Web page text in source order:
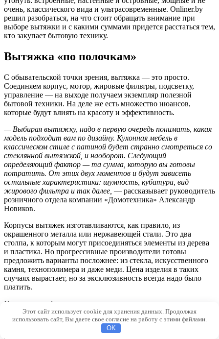
очень, классического вида и ультрасовременные. Onliner.by
решил разобраться, на что стоит обращать внимание при
выборе вытяжки и с какими суммами придется расстаться тем,
кто закупает бытовую технику.
Вытяжка «по полочкам»
С обывательской точки зрения, вытяжка — это просто.
Соединяем корпус, мотор, жировые фильтры, подсветку,
управление — на выходе получаем экземпляр полезной
бытовой техники. На деле же есть множество нюансов,
которые будут влиять на красоту и эффективность.
— Выбирая вытяжку, надо в первую очередь понимать, какая
модель подходит вам по дизайну. Кухонная мебель в
классическом стиле с патиной будет странно смотреться со
стеклянной вытяжкой, и наоборот. Следующий
определяющий фактор — та сумма, которую вы готовы
потратить. От этих двух моментов и будут зависеть
остальные характеристики: шумность, кубатура, вид
жирового фильтра и так далее, — рассказывает руководитель
розничного отдела компании «Домотехника» Александр
Новиков.
Корпусы вытяжек изготавливаются, как правило, из
окрашенного металла или нержавеющей стали. Это два
столпа, к которым могут присоединяться элементы из дерева
и пластика. Но прогрессивные производители готовы
предложить варианты посложнее: из стекла, искусственного
камня, технополимера и даже меди. Цена изделия в таких
случаях вырастает, но за эксклюзивность всегда надо было
платить.
С жировыми фильтрами тоже не все так просто: в дешевых
вытяжках устанавливают синтетические фильтры, которые
улавливают всего около 40% жира. В моделях подороже
применяются многослойные (от 3 до 8 слоев) алюминиевые
Этот сайт использует cookie для хранения данных. Продолжая
использовать сайт, Вы даете свое согласие на работу с этими файлами.
OK